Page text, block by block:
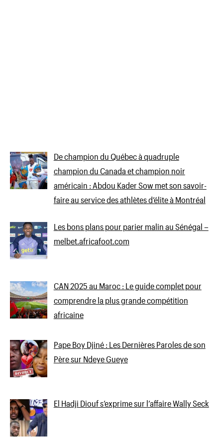
De champion du Québec à quadruple
champion du Canada et champion noir
américain : Abdou Kader Sow met son savoir-
faire au service des athlètes d’élite à Montréal
Les bons plans pour parier malin au Sénégal –
melbet.africafoot.com
CAN 2025 au Maroc : Le guide complet pour
comprendre la plus grande compétition
africaine
Pape Boy Djiné : Les Dernières Paroles de son
Père sur Ndeye Gueye
El Hadji Diouf s’exprime sur l’affaire Wally Seck